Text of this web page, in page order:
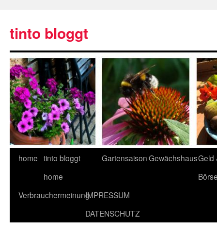
tinto bloggt
home tinto bloggt
home
GartensaisonGewächshausGeld
VerbrauchermeinungIMPRESSUM
DATENSCHUTZ